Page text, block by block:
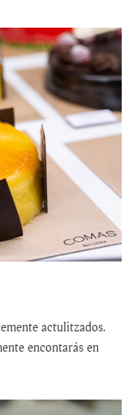
actulitzados.
encontarás en